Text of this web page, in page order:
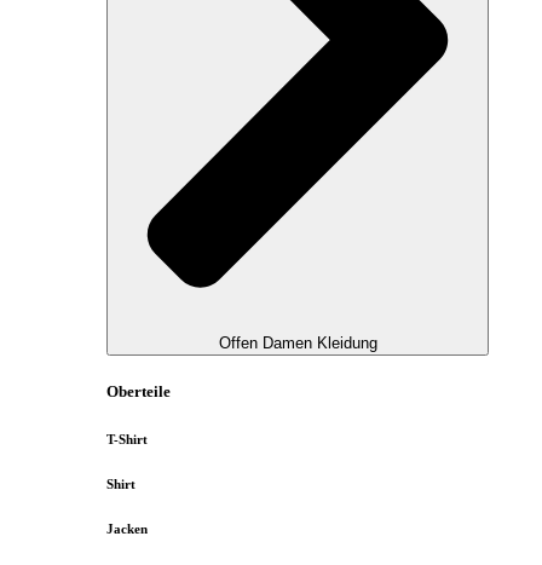
Offen Damen Kleidung
Oberteile
T-Shirt
Shirt
Jacken